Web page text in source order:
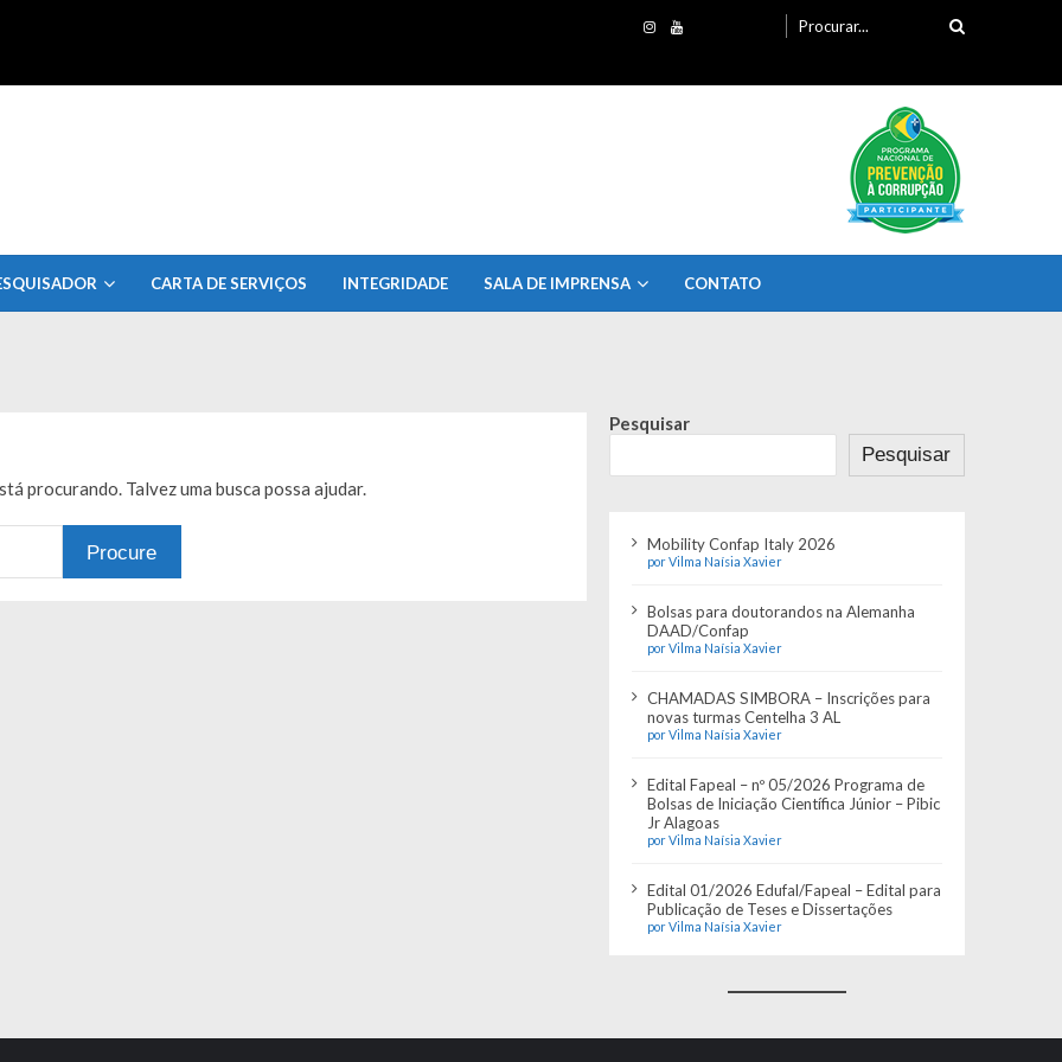
por:
CARTA DE SERVIÇOS INTEGRIDADE SALA DE IMPRENSA CONTATO
procurando. Talvez uma busca possa ajudar.
Pesquisar
Pesquisar
Mobility Confap Italy 2026
por Vilma Naísia Xavier
Bolsas para doutorandos na Alemanha
DAAD/Confap
por Vilma Naísia Xavier
CHAMADAS SIMBORA – Inscrições para
novas turmas Centelha 3 AL
por Vilma Naísia Xavier
Edital Fapeal – nº 05/2026 Programa de
Bolsas de Iniciação Científica Júnior – Pibic
Jr Alagoas
por Vilma Naísia Xavier
Edital 01/2026 Edufal/Fapeal – Edital para
Publicação de Teses e Dissertações
por Vilma Naísia Xavier